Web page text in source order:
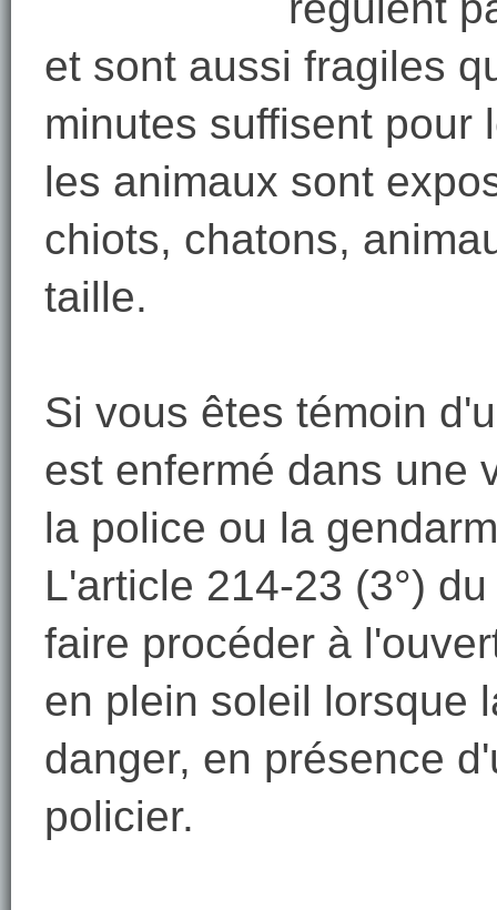
et sont aussi fragiles
minutes suffisent pour
les animaux sont
chiots, chatons,
taille.
Si vous êtes témoin
est enfermé dans une
la police ou la
L'article 214-23 (3°)
faire procéder à
en plein soleil lorsque
danger, en présence
policier.